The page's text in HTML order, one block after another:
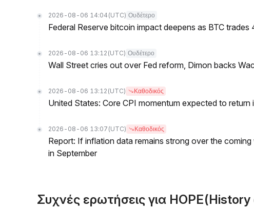
2026-08-06 14:04 (UTC) Ουδέτερο
Federal Reserve bitcoin impact deepens as BTC
2026-08-06 13:12 (UTC) Ουδέτερο
Wall Street cries out over Fed reform, Dimon backs
2026-08-06 13:12 (UTC) Καθοδικός
United States: Core CPI momentum expected to return
2026-08-06 13:07 (UTC) Καθοδικός
Report: If inflation data remains strong over the
in September
Συχνές ερωτήσεις για